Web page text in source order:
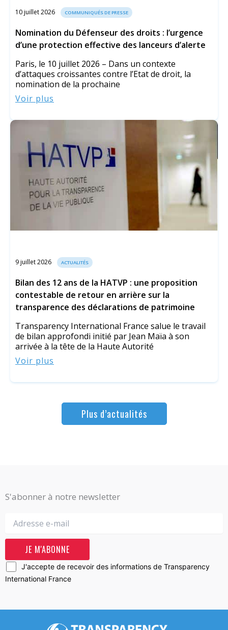
10 juillet 2026 COMMUNIQUÉS DE PRESSE
Nomination du Défenseur des droits : l’urgence
d’une protection effective des lanceurs d’alerte
Paris, le 10 juillet 2026 – Dans un contexte
d’attaques croissantes contre l’Etat de droit, la
nomination de la prochaine
Voir plus
9 juillet 2026 ACTUALITÉS
Bilan des 12 ans de la HATVP : une proposition
contestable de retour en arrière sur la
transparence des déclarations de patrimoine
Transparency International France salue le travail
de bilan approfondi initié par Jean Maïa à son
arrivée à la tête de la Haute Autorité
Voir plus
Plus d’actualités
S'abonner à notre newsletter
J'accepte de recevoir des informations de Transparency
International France